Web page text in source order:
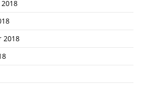
2018